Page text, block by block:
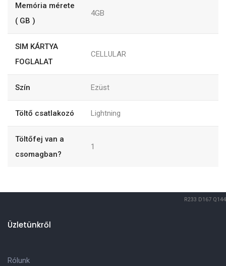
Memória mérete
( GB )
4GB
SIM KÁRTYA
FOGLALAT
CELLULAR
Szín Ezüst
Töltő csatlakozó Lightning
Töltőfej van a
csomagban?
1
R233 D167 Q144
Üzletünkről
Rólunk